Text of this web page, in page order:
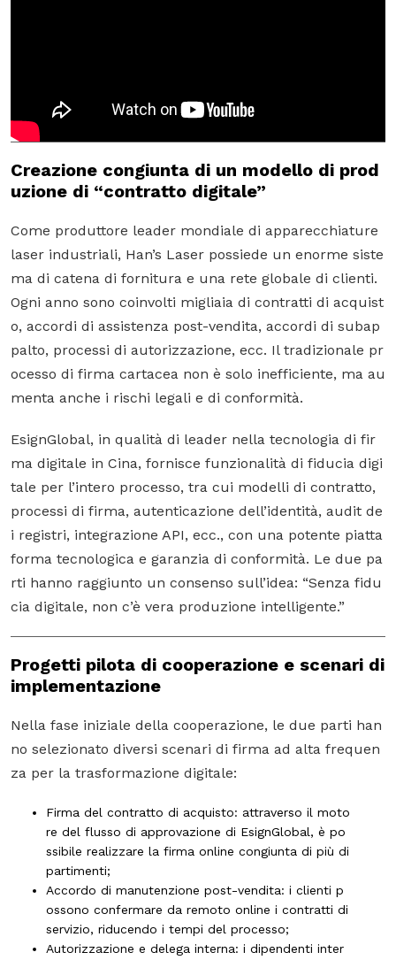
Creazione congiunta di un modello di prod
uzione di “contratto digitale”
Come produttore leader mondiale di apparecchiature
laser industriali, Han’s Laser possiede un enorme siste
ma di catena di fornitura e una rete globale di clienti.
Ogni anno sono coinvolti migliaia di contratti di acquist
o, accordi di assistenza post-vendita, accordi di subap
palto, processi di autorizzazione, ecc. Il tradizionale pr
ocesso di firma cartacea non è solo inefficiente, ma au
menta anche i rischi legali e di conformità.
EsignGlobal, in qualità di leader nella tecnologia di fir
ma digitale in Cina, fornisce funzionalità di fiducia digi
tale per l’intero processo, tra cui modelli di contratto,
processi di firma, autenticazione dell’identità, audit de
i registri, integrazione API, ecc., con una potente piatta
forma tecnologica e garanzia di conformità. Le due pa
rti hanno raggiunto un consenso sull’idea: “Senza fidu
cia digitale, non c’è vera produzione intelligente.”
Progetti pilota di cooperazione e scenari di
implementazione
Nella fase iniziale della cooperazione, le due parti han
no selezionato diversi scenari di firma ad alta frequen
za per la trasformazione digitale:
Firma del contratto di acquisto: attraverso il moto
re del flusso di approvazione di EsignGlobal, è po
ssibile realizzare la firma online congiunta di più di
partimenti;
Accordo di manutenzione post-vendita: i clienti p
ossono confermare da remoto online i contratti di
servizio, riducendo i tempi del processo;
Autorizzazione e delega interna: i dipendenti inter